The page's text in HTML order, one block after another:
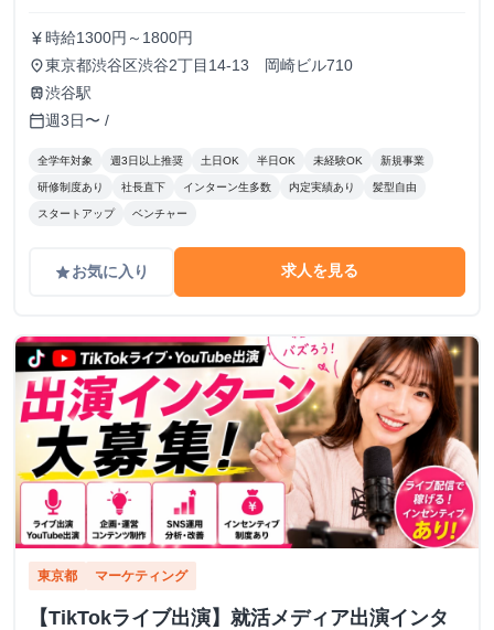
currency_yen 時給1300円～1800円
place東京都渋谷区渋谷2丁目14-13 岡崎ビル710
train渋谷駅
calendar_today週3日〜 /
全学年対象 週3日以上推奨 土日OK 半日OK 未経験OK 新規事業
研修制度あり 社長直下 インターン生多数 内定実績あり 髪型自由
スタートアップ ベンチャー
gradeお気に入り 求人を見る
東京都 マーケティング
【TikTokライブ出演】就活メディア出演インタ